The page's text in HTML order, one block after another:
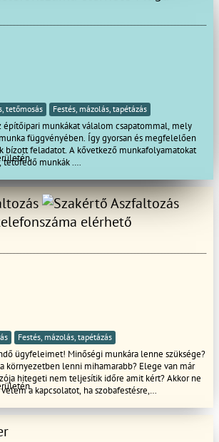
tetőmosás Festés, mázolás, tapétázás
építőipari munkákat válalom csapatommal, mely
függvényében. Így gyorsan és megfelelően
bízott feladatot. A kővetkező munkafolyamatokat
tetőfedő munkák .
színezés, terasz épités
kerítés homlokzati hőszigetelés, hideg-meleg
térbetonozás gipszkartonozás
S.O.Sajtók-ablakok cseréje mindenfele munkák
Festés, mázolás, tapétázás
ügyfeleimet! Minőségi munkára lenne szüksége?
környezetben lenni mihamarabb? Elege van már
hitegeti nem teljesítik időre amit kért? Akkor ne
a kapcsolatot, ha szobafestésre,